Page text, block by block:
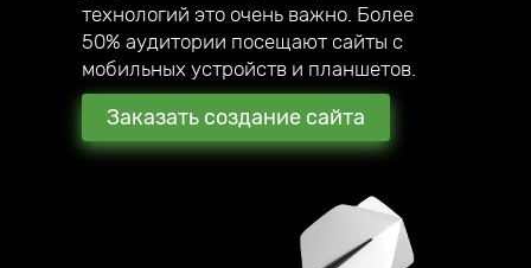
технологий это очень важно. Более
50% аудитории посещают сайты с
мобильных устройств и планшетов.
Заказать создание сайта